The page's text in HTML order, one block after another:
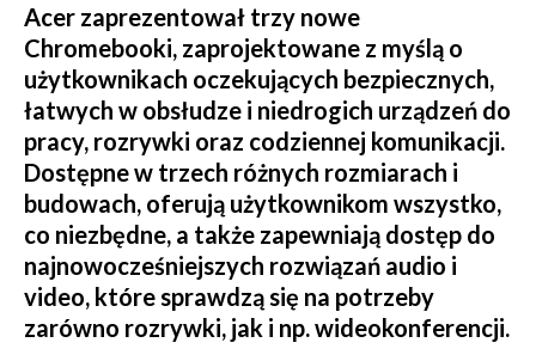
Acer zaprezentował trzy nowe
Chromebooki, zaprojektowane z myślą o
użytkownikach oczekujących bezpiecznych,
łatwych w obsłudze i niedrogich urządzeń do
pracy, rozrywki oraz codziennej komunikacji.
Dostępne w trzech różnych rozmiarach i
budowach, oferują użytkownikom wszystko,
co niezbędne, a także zapewniają dostęp do
najnowocześniejszych rozwiązań audio i
video, które sprawdzą się na potrzeby
zarówno rozrywki, jak i np. wideokonferencji.